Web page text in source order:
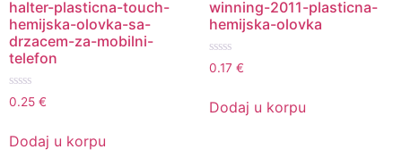
halter-plasticna-touch-
hemijska-olovka-sa-
drzacem-za-mobilni-
telefon
Ocenjeno
sa
od
5
0.25 €
Dodaj u korpu
winning-2011-plasticna-
hemijska-olovka
Ocenjeno
sa
od
5
0.17 €
Dodaj u korpu